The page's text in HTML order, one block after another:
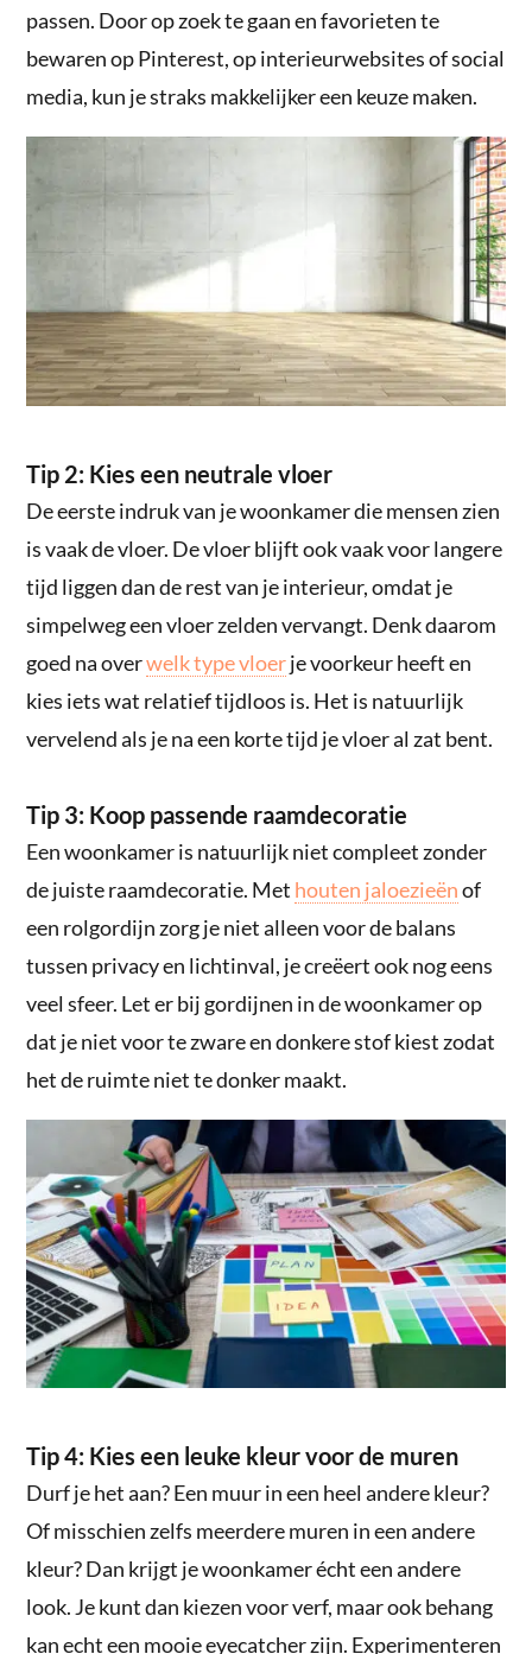
passen. Door op zoek te gaan en favorieten te
bewaren op Pinterest, op interieurwebsites of social
media, kun je straks makkelijker een keuze maken.
Tip 2: Kies een neutrale vloer
De eerste indruk van je woonkamer die mensen zien
is vaak de vloer. De vloer blijft ook vaak voor langere
tijd liggen dan de rest van je interieur, omdat je
simpelweg een vloer zelden vervangt. Denk daarom
goed na overwelk type vloerje voorkeur heeft en
kies iets wat relatief tijdloos is. Het is natuurlijk
vervelend als je na een korte tijd je vloer al zat bent.
Tip 3: Koop passende raamdecoratie
Een woonkamer is natuurlijk niet compleet zonder
de juiste raamdecoratie. Met houten jaloezieënof
een rolgordijn zorg je niet alleen voor de balans
tussen privacy en lichtinval, je creëert ook nog eens
veel sfeer. Let er bij gordijnen in de woonkamer op
dat je niet voor te zware en donkere stof kiest zodat
het de ruimte niet te donker maakt.
Tip 4: Kies een leuke kleur voor de muren
Durf je het aan? Een muur in een heel andere kleur?
Of misschien zelfs meerdere muren in een andere
kleur? Dan krijgt je woonkamer écht een andere
look. Je kunt dan kiezen voor verf, maar ook behang
kan echt een mooie eyecatcher zijn. Experimenteren